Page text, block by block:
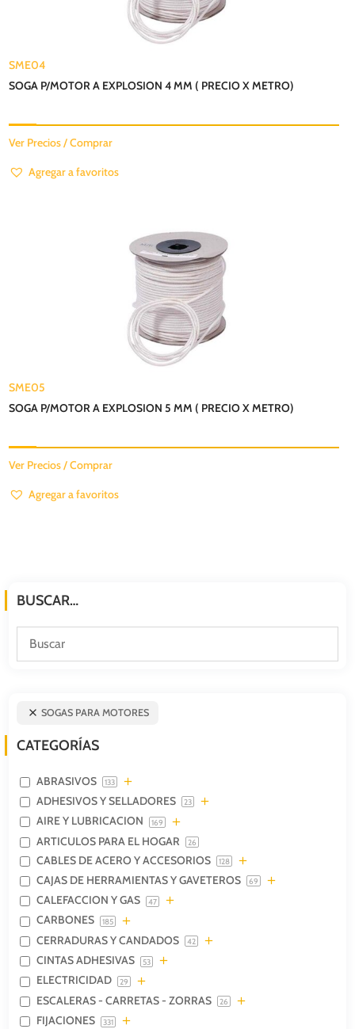
SME04
SOGA P/MOTOR A EXPLOSION 4 MM ( PRECIO X METRO)
Ver Precios / Comprar
Agregar a favoritos
SME05
SOGA P/MOTOR A EXPLOSION 5 MM ( PRECIO X METRO)
Ver Precios / Comprar
Agregar a favoritos
BUSCAR…
SOGAS PARA MOTORES
CATEGORÍAS
ABRASIVOS 133
ADHESIVOS Y SELLADORES 23
AIRE Y LUBRICACION 169
ARTICULOS PARA EL HOGAR 26
CABLES DE ACERO Y ACCESORIOS 128
CAJAS DE HERRAMIENTAS Y GAVETEROS 69
CALEFACCION Y GAS 47
CARBONES 185
CERRADURAS Y CANDADOS 42
CINTAS ADHESIVAS 53
ELECTRICIDAD 29
ESCALERAS - CARRETAS - ZORRAS 26
FIJACIONES 331